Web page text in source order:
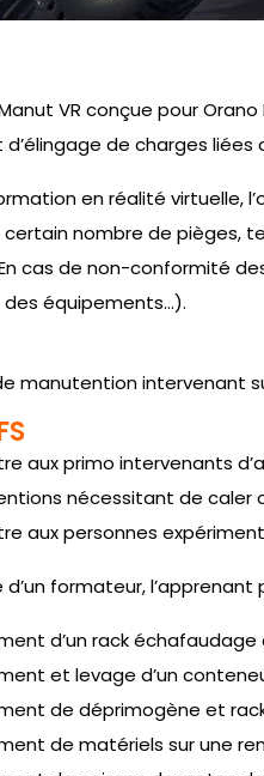
VR conçue pour Orano
d’élingage de charges liées
en réalité virtuelle,
nombre de pièges,
cas de non-conformité
équipements…).
manutention intervenant
aux primo intervenants
nécessitant de caler
aux personnes
formateur,
d’un rack
et levage d’un
de déprimogène et
de matériels sur une